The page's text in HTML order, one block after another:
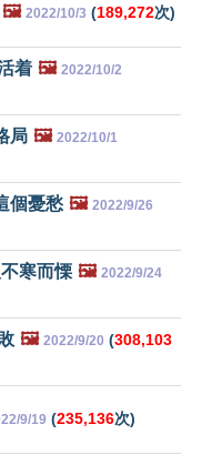
🖼️ 2022/10/3 (189,272次)
着 🖼️ 2022/10/2
局 🖼️ 2022/10/1
個憂愁 🖼️ 2022/9/26
寒而慄 🖼️ 2022/9/24
🖼️ 2022/9/20 (308,103
9/19 (235,136次)